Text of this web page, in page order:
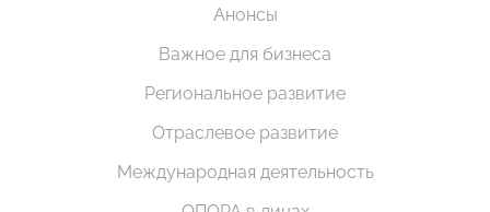
Анонсы
Важное для бизнеса
Региональное развитие
Отраслевое развитие
Международная деятельность